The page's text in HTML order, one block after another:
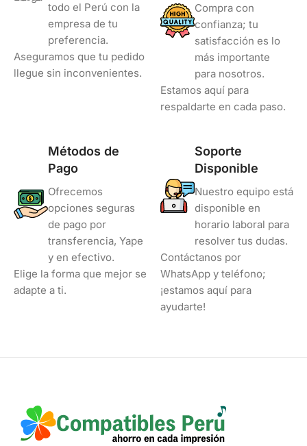
todo el Perú con la
empresa de tu
preferencia.
Aseguramos que tu pedido
llegue sin inconvenientes.
Compra con
confianza; tu
satisfacción es lo
más importante
para nosotros.
Estamos aquí para
respaldarte en cada paso.
Métodos de
Pago
Ofrecemos
opciones seguras
de pago por
transferencia, Yape
y en efectivo.
Elige la forma que mejor se
adapte a ti.
Soporte
Disponible
Nuestro equipo está
disponible en
horario laboral para
resolver tus dudas.
Contáctanos por
WhatsApp y teléfono;
¡estamos aquí para
ayudarte!